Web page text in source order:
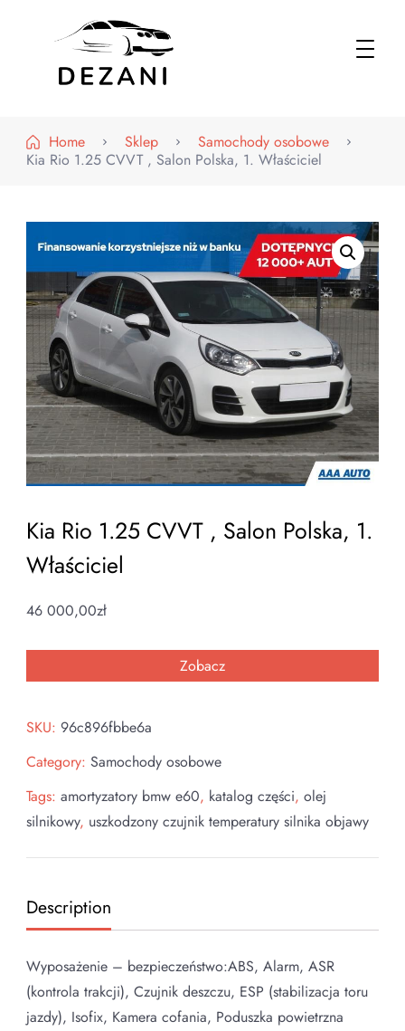
Home
Sklep
Samochody osobowe
Kia Rio 1.25 CVVT , Salon Polska, 1. Właściciel
Kia Rio 1.25 CVVT , Salon Polska, 1.
Właściciel
46 000,00zł
Zobacz
SKU: 96c896fbbe6a
Category: Samochody osobowe
Tags: amortyzatory bmw e60, katalog części, olej
silnikowy, uszkodzony czujnik temperatury silnika objawy
Description
Wyposażenie – bezpieczeństwo:ABS, Alarm, ASR
(kontrola trakcji), Czujnik deszczu, ESP (stabilizacja toru
jazdy), Isofix, Kamera cofania, Poduszka powietrzna